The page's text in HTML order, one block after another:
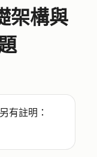
架構與
有註明：